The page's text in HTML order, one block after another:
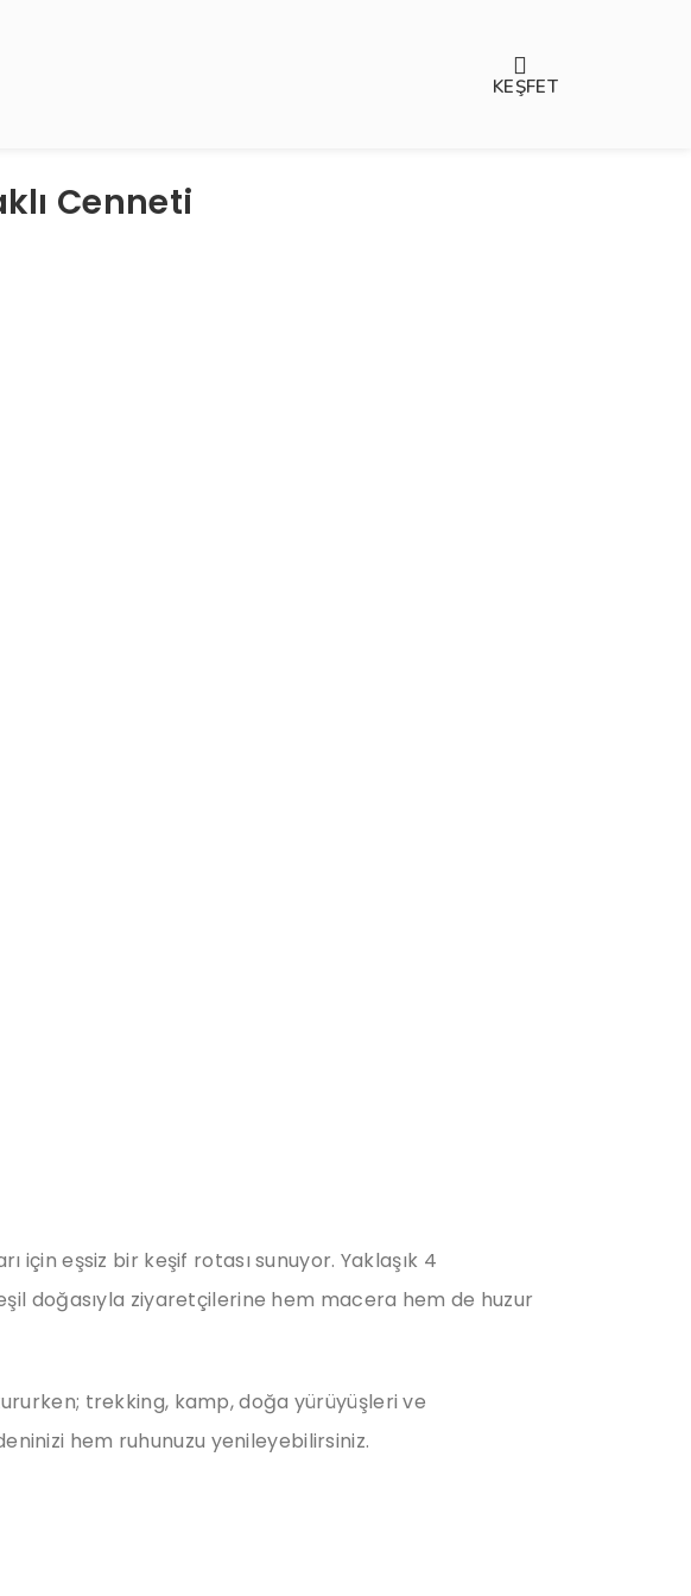
KEŞFET
Cenneti
için eşsiz bir keşif rotası sunuyor. Yaklaşık 4
doğasıyla ziyaretçilerine hem macera hem de huzur
trekking, kamp, doğa yürüyüşleri ve
hem ruhunuzu yenileyebilirsiniz.